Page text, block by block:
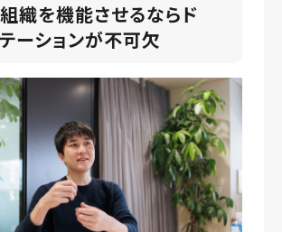
織を機能させるならド
ーションが不可欠